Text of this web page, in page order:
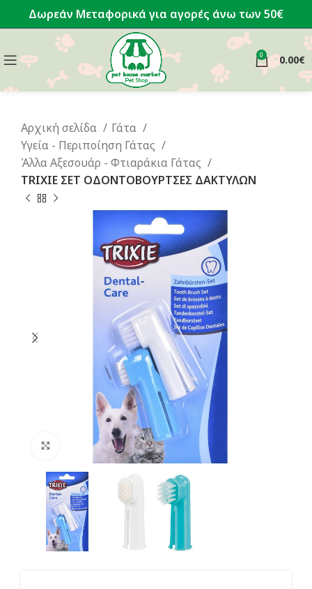
Δωρεάν Μεταφορικά για αγορές άνω των 50€
0 0.00€
Αρχική σελίδα
Γάτα
Υγεία - Περιποίηση Γάτας
Άλλα Αξεσουάρ - Φτιαράκια Γάτας
TRIXIE ΣΕΤ ΟΔΟΝΤΟΒΟΥΡΤΣΕΣ ΔΑΚΤΥΛΩΝ
Click to enlarge